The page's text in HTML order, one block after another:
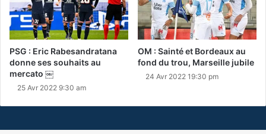
PSG : Eric Rabesandratana
donne ses souhaits au
mercato ￼
25 Avr 2022 9:30 am
OM : Sainté et Bordeaux au
fond du trou, Marseille jubile
24 Avr 2022 19:30 pm